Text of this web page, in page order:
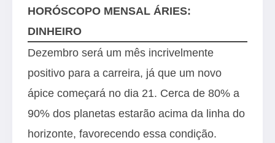
HORÓSCOPO MENSAL ÁRIES:
DINHEIRO
Dezembro será um mês incrivelmente
positivo para a carreira, já que um novo
ápice começará no dia 21. Cerca de 80% a
90% dos planetas estarão acima da linha do
horizonte, favorecendo essa condição.